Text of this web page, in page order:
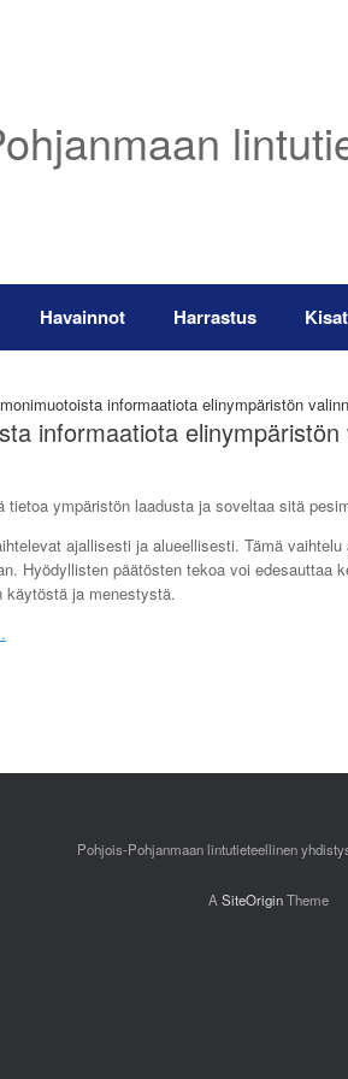
Havainnot Harrastus
informaatiota elinympäristön
informaatiota elinympäristön
ympäristön laadusta ja soveltaa sitä
ajallisesti ja alueellisesti. Tämä vaihtelu
Hyödyllisten päätösten tekoa voi edesauttaa
käytöstä ja menestystä.
Pohjois-Pohjanmaan lintutieteellinen
A SiteOriginTheme